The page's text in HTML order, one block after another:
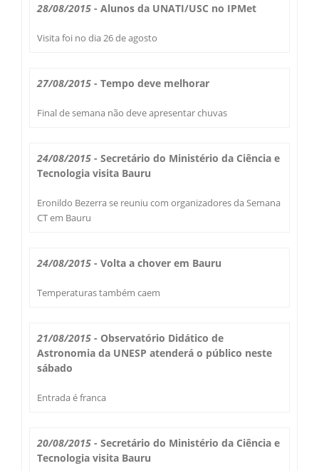
Chuva Diária
Umidade do Solo
Secas Bauru
Balanços Mensais
Laudos Meteorológicos
Treinamento
Solicitação de Dados
Histórico
Saiba Mais
Notícias
Publicações
Perguntas Frequentes
28/08/2015 - Alunos da UNATI/USC no IPMet
Visita foi no dia 26 de agosto
27/08/2015 - Tempo deve melhorar
Final de semana não deve apresentar chuvas
24/08/2015 - Secretário do Ministério da Ciência e
Tecnologia visita Bauru
Eronildo Bezerra se reuniu com organizadores da Semana
CT em Bauru
24/08/2015 - Volta a chover em Bauru
Temperaturas também caem
21/08/2015 - Observatório Didático de
Astronomia da UNESP atenderá o público neste
sábado
Entrada é franca
20/08/2015 - Secretário do Ministério da Ciência e
Tecnologia visita Bauru